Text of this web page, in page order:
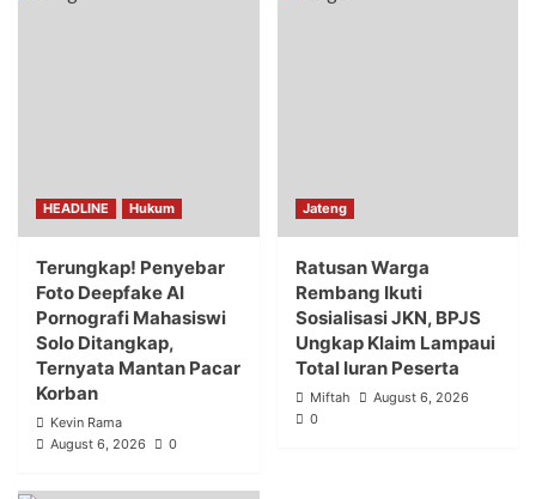
HEADLINE Hukum
Terungkap! Penyebar
Foto Deepfake AI
Pornografi Mahasiswi
Solo Ditangkap,
Ternyata Mantan Pacar
Korban
Kevin Rama
August 6, 2026
0
Jateng
Ratusan Warga
Rembang Ikuti
Sosialisasi JKN, BPJS
Ungkap Klaim Lampaui
Total Iuran Peserta
Miftah
August 6, 2026
0